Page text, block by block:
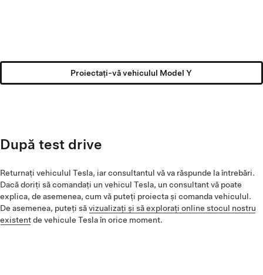
Proiectați-vă vehiculul Model Y
După test drive
Returnați vehiculul Tesla, iar consultantul vă va răspunde la întrebări.
Dacă doriți să comandați un vehicul Tesla, un consultant vă poate
explica, de asemenea, cum vă puteți proiecta și comanda vehiculul.
De asemenea, puteți săvizualizați și să explorați online stocul nostru
existentde vehicule Tesla în orice moment.